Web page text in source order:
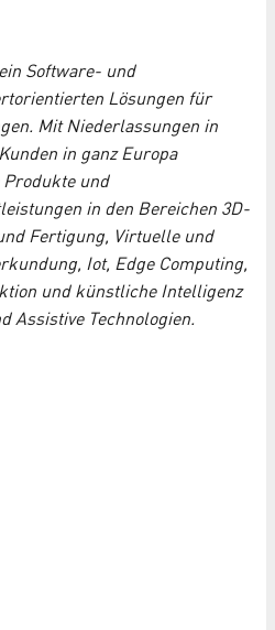
Software- und
Lösungen für
Mit Niederlassungen in
in ganz Europa
Produkte und
in den Bereichen 3D-
Fertigung, Virtuelle und
Iot, Edge Computing,
und künstliche Intelligenz
Assistive Technologien.